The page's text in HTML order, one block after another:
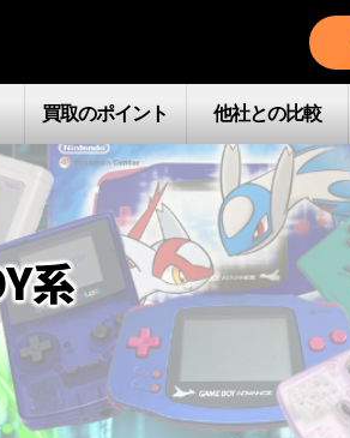
買取のポイント 他社との比較
系